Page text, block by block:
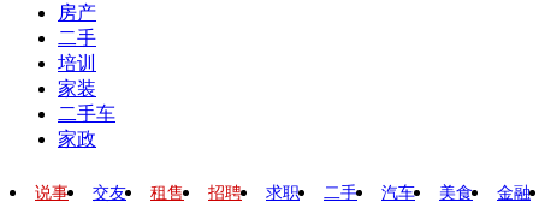
房产
二手
培训
家装
二手车
家政
说事 交友 租售 招聘 求职 二手 汽车 美食 金融